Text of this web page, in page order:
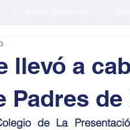
llevó a
Padres
de La